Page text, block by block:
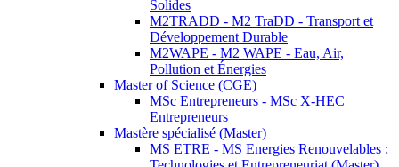
Solides
M2TRADD - M2 TraDD - Transport et
Développement Durable
M2WAPE - M2 WAPE - Eau, Air,
Pollution et Énergies
Master of Science (CGE)
MSc Entrepreneurs - MSc X-HEC
Entrepreneurs
Mastère spécialisé (Master)
MS ETRE - MS Energies Renouvelables :